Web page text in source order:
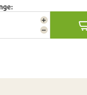
Menge
reduzieren
Menge
erhöhen